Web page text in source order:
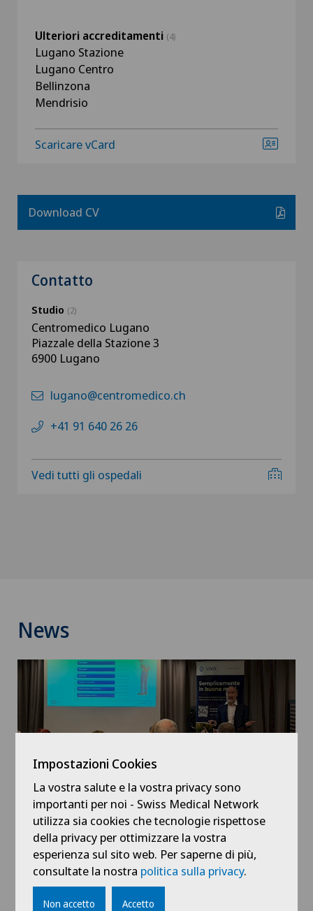
Ulteriori accreditamenti (4)
Lugano Stazione
Lugano Centro
Bellinzona
Mendrisio
Scaricare vCard
Download CV
Contatto
Studio (2)
Centromedico Lugano
Piazzale della Stazione 3
6900 Lugano
lugano@centromedico.ch
+41 91 640 26 26
Vedi tutti gli ospedali
News
Ciclo conferenze pubbliche VIVA: mal
di schiena
Impostazioni Cookies
La vostra salute e la vostra privacy sono
importanti per noi - Swiss Medical Network
utilizza sia cookies che tecnologie rispettose
della privacy per ottimizzare la vostra
esperienza sul sito web. Per saperne di più,
consultate la nostra politica sulla privacy.
Non accetto Accetto